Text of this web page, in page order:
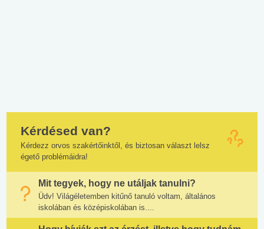
Kérdésed van?
Kérdezz orvos szakértőinktől, és biztosan választ lelsz
égető problémáidra!
Mit tegyek, hogy ne utáljak tanulni?
Üdv! Világéletemben kitűnő tanuló voltam, általános
iskolában és középiskolában is....